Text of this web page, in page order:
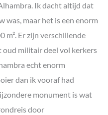
Ik dacht altijd dat
was, maar het is een enorm
m². Er zijn verschillende
oud militair deel vol kerkers
echt enorm
dan ik vooraf had
monument is wat
door